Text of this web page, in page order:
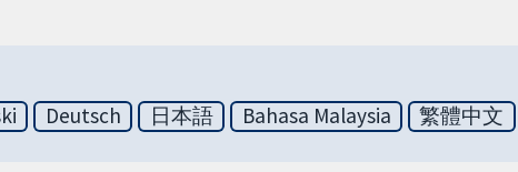
Deutsch 日本語 Bahasa Malaysia 繁體中文